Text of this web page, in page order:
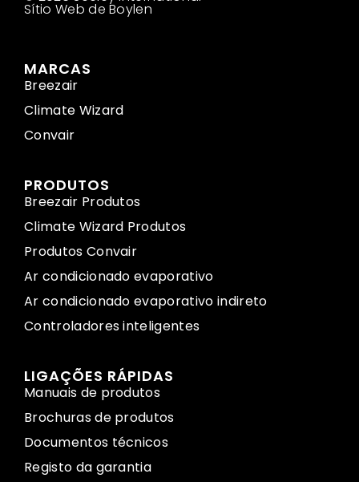
Sítio Web de Boylen
MARCAS
Breezair
Climate Wizard
Convair
PRODUTOS
Breezair Produtos
Climate Wizard Produtos
Produtos Convair
Ar condicionado evaporativo
Ar condicionado evaporativo indireto
Controladores inteligentes
LIGAÇÕES RÁPIDAS
Manuais de produtos
Brochuras de produtos
Documentos técnicos
Registo da garantia